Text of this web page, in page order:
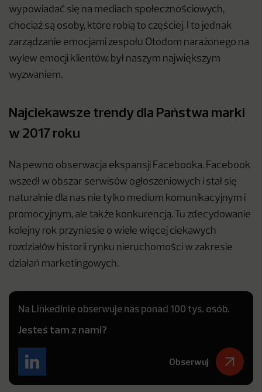
wypowiadać się na mediach społecznościowych,
chociaż są osoby, które robią to częściej. I to jednak
zarządzanie emocjami zespołu Otodom narażonego na
wylew emocji klientów, był naszym największym
wyzwaniem.
Najciekawsze trendy dla Państwa marki
w 2017 roku
Na pewno obserwacja ekspansji Facebooka. Facebook
wszedł w obszar serwisów ogłoszeniowych i stał się
naturalnie dla nas nie tylko medium komunikacyjnym i
promocyjnym, ale także konkurencją. Tu zdecydowanie
kolejny rok przyniesie o wiele więcej ciekawych
rozdziałów historii rynku nieruchomości w zakresie
działań marketingowych.
Na LinkedInie obserwuje nas ponad 100 tys. osób.
Jesteś tam z nami?
Obserwuj